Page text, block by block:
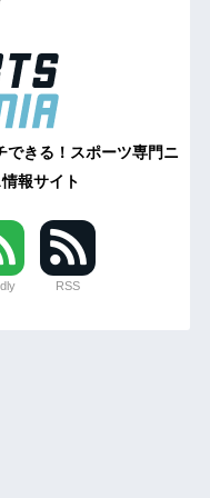
できる！スポーツ専門ニ
報サイト
RSS